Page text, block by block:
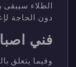
الطلاء سيبقى
دون الحاجة
فني
وفيما يتعلق